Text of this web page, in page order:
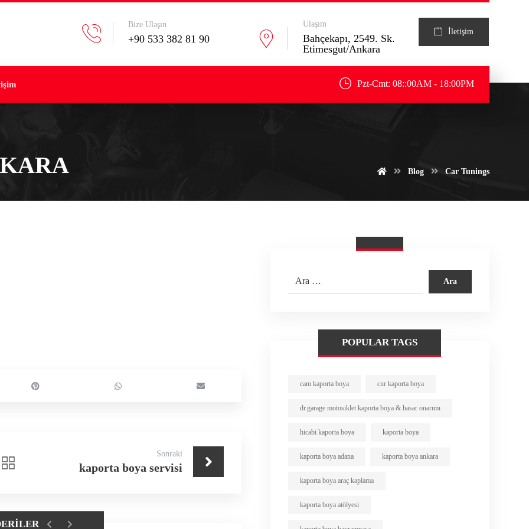
İletişim
Ulaşım
Bahçekapı, 2549. Sk.
Etimesgut/Ankara
Bize Ulaşın
+90 533 382 81 90
Pzt-Cmt: 08::00AM - 18:00PM
Blog Car Tunings
Sonraki
kaporta boya servisi
POPULAR TAGS
cam kaporta boya cnr kaporta boya
dr.garage motosiklet kaporta boya & hasar onarımı
hicabi kaporta boya kaporta boya
kaporta boya adana kaporta boya ankara
kaporta boya araç kaplama
kaporta boya atölyesi